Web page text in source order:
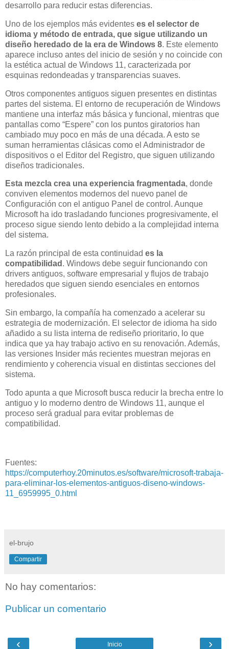
desarrollo para reducir estas diferencias.
Uno de los ejemplos más evidentes es el selector de
idioma y método de entrada, que sigue utilizando un
diseño heredado de la era de Windows 8. Este elemento
aparece incluso antes del inicio de sesión y no coincide con
la estética actual de Windows 11, caracterizada por
esquinas redondeadas y transparencias suaves.
Otros componentes antiguos siguen presentes en distintas
partes del sistema. El entorno de recuperación de Windows
mantiene una interfaz más básica y funcional, mientras que
pantallas como “Espere” con los puntos giratorios han
cambiado muy poco en más de una década. A esto se
suman herramientas clásicas como el Administrador de
dispositivos o el Editor del Registro, que siguen utilizando
diseños tradicionales.
Esta mezcla crea una experiencia fragmentada, donde
conviven elementos modernos del nuevo panel de
Configuración con el antiguo Panel de control. Aunque
Microsoft ha ido trasladando funciones progresivamente, el
proceso sigue siendo lento debido a la complejidad interna
del sistema.
La razón principal de esta continuidad es la
compatibilidad . Windows debe seguir funcionando con
drivers antiguos, software empresarial y flujos de trabajo
heredados que siguen siendo esenciales en entornos
profesionales.
Sin embargo, la compañía ha comenzado a acelerar su
estrategia de modernización. El selector de idioma ha sido
añadido a su lista interna de rediseño prioritario, lo que
indica que ya hay trabajo activo en su renovación. Además,
las versiones Insider más recientes muestran mejoras en
rendimiento y coherencia visual en distintas secciones del
sistema.
Todo apunta a que Microsoft busca reducir la brecha entre lo
antiguo y lo moderno dentro de Windows 11, aunque el
proceso será gradual para evitar problemas de
compatibilidad.
Fuentes:
https://computerhoy.20minutos.es/software/microsoft-trabaja-
para-eliminar-los-elementos-antiguos-diseno-windows-
11_6959995_0.html
el-brujo
Compartir
No hay comentarios:
Publicar un comentario
‹ ›
Inicio